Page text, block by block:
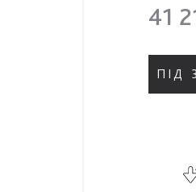
41
ПІД